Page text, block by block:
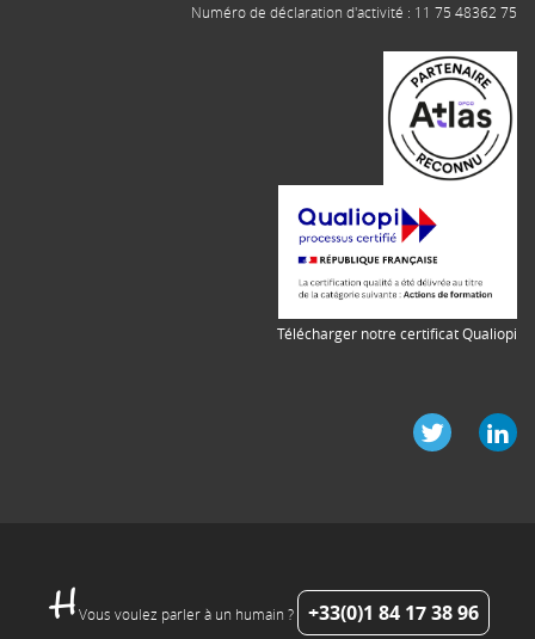
Numéro de déclaration d'activité : 11 75 48362 75
Télécharger notre certificat Qualiopi
Vous voulez parler à un humain ? +33(0)1 84 17 38 96